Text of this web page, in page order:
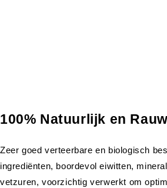
100% Natuurlijk en Rauw
Zeer goed verteerbare en biologisch
ingrediënten, boordevol eiwitten,
vetzuren, voorzichtig verwerkt om